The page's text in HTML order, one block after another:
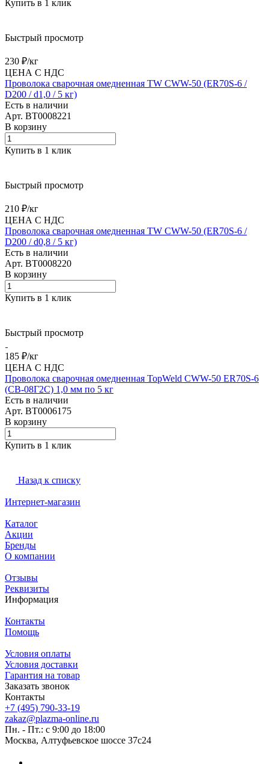
Купить в 1 клик
Быстрый просмотр
230 ₽/кг
ЦЕНА С НДС
Проволока сварочная омедненная TW CWW-50 (ER70S-6 /
D200 / d1,0 / 5 кг)
Есть в наличии
Арт. BT0008221
В корзину
Купить в 1 клик
Быстрый просмотр
210 ₽/кг
ЦЕНА С НДС
Проволока сварочная омедненная TW CWW-50 (ER70S-6 /
D200 / d0,8 / 5 кг)
Есть в наличии
Арт. BT0008220
В корзину
Купить в 1 клик
Быстрый просмотр
185 ₽/кг
ЦЕНА С НДС
Проволока сварочная омедненная TopWeld CWW-50 ER70S-6
(СВ-08Г2С) 1,0 мм по 5 кг
Есть в наличии
Арт. BT0006175
В корзину
Купить в 1 клик
Назад к списку
Интернет-магазин
Каталог
Акции
Бренды
О компании
Отзывы
Реквизиты
Информация
Контакты
Помощь
Условия оплаты
Условия доставки
Гарантия на товар
Заказать звонок
Контакты
+7 (495) 790-33-19
zakaz@plazma-online.ru
Пн. - Пт.: с 9:00 до 18:00
Москва, Алтуфьевское шоссе 37с24